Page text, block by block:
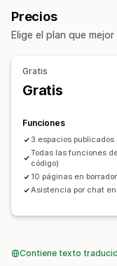
Páginas de Acerca de
Páginas de prensa
Páginas
Herramienta de
Importar y exportar
Páginas de
Secciones globales
Fuentes
Fragmentos
Adaptación a
Información útil y
Barra de progreso
HTML personalizado
Reglas personalizadas
Envío gratis
Informes y estadísticas
Tasas de clics
Rendimiento de
Precios
Elige el plan que
Gratis
Gratis
Funciones
3 espacios publicados
Todas las funciones
código)
10 páginas en borrador
Asistencia por chat
Contiene texto